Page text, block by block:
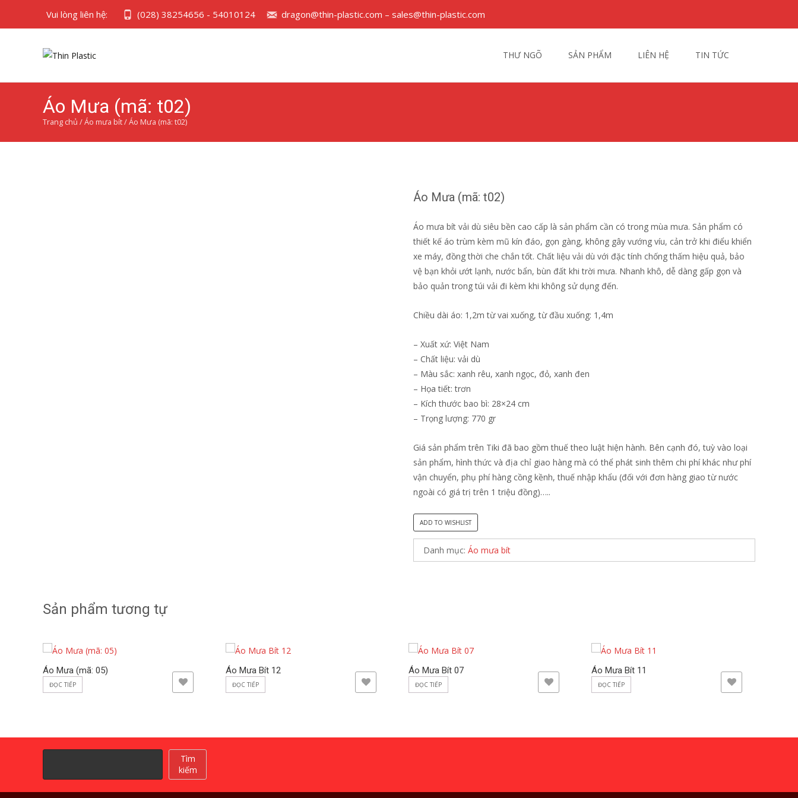
Vui lòng liên hệ: (028) 38254656 - 54010124 dragon@thin-plastic.com – sales@thin-plastic.com
THƯ NGÕ SẢN PHẨM LIÊN HỆ TIN TỨC
Áo Mưa (mã: t02)
Trang chủ /Áo mưa bít/ Áo Mưa (mã: t02)
Áo Mưa (mã: t02)
Áo mưa bít vải dù siêu bền cao cấp là sản phẩm cần có trong mùa mưa. Sản phẩm có
thiết kế áo trùm kèm mũ kín đáo, gọn gàng, không gây vướng víu, cản trở khi điểu khiển
xe máy, đồng thời che chắn tốt. Chất liệu vải dù với đặc tính chống thấm hiệu quả, bảo
vệ bạn khỏi ướt lạnh, nước bẩn, bùn đất khi trời mưa. Nhanh khô, dễ dàng gấp gọn và
bảo quản trong túi vải đi kèm khi không sử dụng đến.
Chiều dài áo: 1,2m từ vai xuống, từ đầu xuống: 1,4m
– Xuất xứ: Việt Nam
– Chất liệu: vải dù
– Màu sắc: xanh rêu, xanh ngọc, đỏ, xanh đen
– Họa tiết: trơn
– Kích thước bao bì: 28×24 cm
– Trọng lượng: 770 gr
Giá sản phẩm trên Tiki đã bao gồm thuế theo luật hiện hành. Bên cạnh đó, tuỳ vào loại
sản phẩm, hình thức và địa chỉ giao hàng mà có thể phát sinh thêm chi phí khác như phí
vận chuyển, phụ phí hàng cồng kềnh, thuế nhập khẩu (đối với đơn hàng giao từ nước
ngoài có giá trị trên 1 triệu đồng)…..
ADD TO WISHLIST
Danh mục: Áo mưa bít
Sản phẩm tương tự
Áo Mưa (mã: 05)
ĐỌC TIẾP
Áo Mưa Bít 12
ĐỌC TIẾP
Áo Mưa Bít 07
ĐỌC TIẾP
Áo Mưa Bít 11
ĐỌC TIẾP
Tìm
kiếm